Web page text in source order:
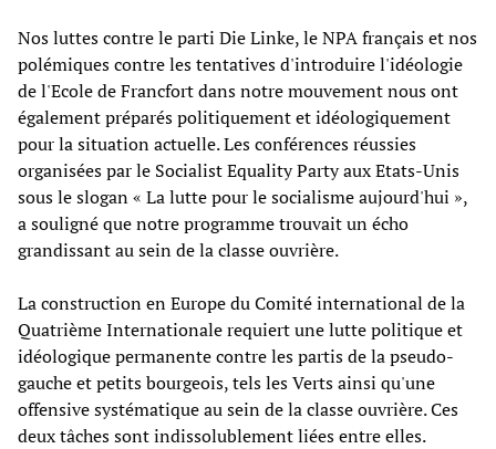
Nos luttes contre le parti Die Linke, le NPA français et nos
polémiques contre les tentatives d'introduire l'idéologie
de l'Ecole de Francfort dans notre mouvement nous ont
également préparés politiquement et idéologiquement
pour la situation actuelle. Les conférences réussies
organisées par le Socialist Equality Party aux Etats-Unis
sous le slogan « La lutte pour le socialisme aujourd'hui »,
a souligné que notre programme trouvait un écho
grandissant au sein de la classe ouvrière.
La construction en Europe du Comité international de la
Quatrième Internationale requiert une lutte politique et
idéologique permanente contre les partis de la pseudo-
gauche et petits bourgeois, tels les Verts ainsi qu'une
offensive systématique au sein de la classe ouvrière. Ces
deux tâches sont indissolublement liées entre elles.